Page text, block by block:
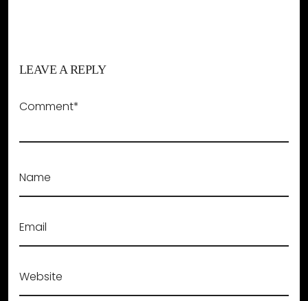
LEAVE A REPLY
Comment*
Name
Email
Website